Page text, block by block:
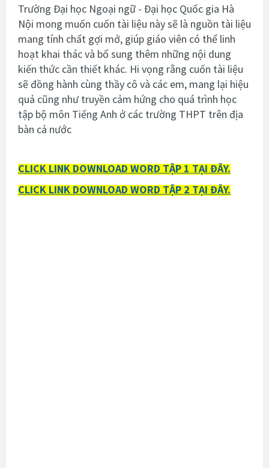
Trường Đại học Ngoại ngữ - Đại học Quốc gia Hà
Nội mong muốn cuốn tài liệu này sẽ là nguồn tài liệu
mang tính chất gợi mở, giúp giáo viên có thể linh
hoạt khai thác và bổ sung thêm những nội dung
kiến thức cần thiết khác. Hi vọng rằng cuốn tài liệu
sẽ đồng hành cùng thầy cô và các em, mang lại hiệu
quả cũng như truyền cảm hứng cho quá trình học
tập bộ môn Tiếng Anh ở các trường THPT trên địa
bàn cả nước
CLICK LINK DOWNLOAD WORD TẬP 1 TẠI ĐÂY.
CLICK LINK DOWNLOAD WORD TẬP 2 TẠI ĐÂY.